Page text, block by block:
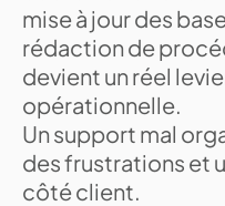
mise à jour des
rédaction de
devient un réel
opérationnelle.
Un support mal
des frustrations et
côté client.